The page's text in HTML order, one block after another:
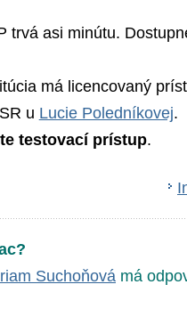
trvá asi minútu.
má licencovaný
u Lucie Poledníkovej.
testovací prístup.
Suchoňová má